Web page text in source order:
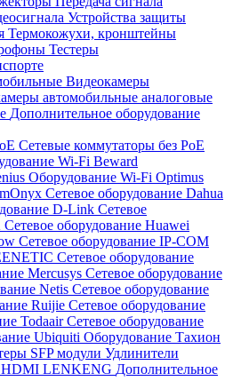
Устройства защиты
Термокожухи, кронштейны
Тестеры
Видеокамеры
автомобильные аналоговые
Дополнительное оборудование
Сетевые коммутаторы без РоЕ
Wi-Fi Beward
Оборудование Wi-Fi Optimus
Сетевое оборудование Dahua
D-Link Сетевое
Сетевое оборудование Huawei
Сетевое оборудование IP-COM
Сетевое оборудование
Mercusys Сетевое оборудование
Netis Сетевое оборудование
Ruijie Сетевое оборудование
TodaairСетевое оборудование
Ubiquiti Оборудование Тахион
SFP модули Удлинители
HDMI LENKENG Дополнительное